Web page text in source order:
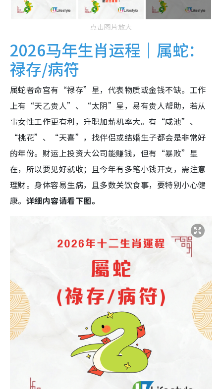
点击图片放大
2026马年生肖运程｜属蛇：
禄存/病符
属蛇者命宫有“禄存”星，代表物质或金钱不缺。工作
上有“天乙贵人”、“太阴”星，易有贵人帮助，若从
事女性工作更有利，升职加薪机率大。有“咸池”、
“桃花”、“天喜”，找伴侣或结婚生子都会是非常好
的年份。财运上投资大公司能赚钱，但有“暴败”星
在，所以要见好就收；且今年有多笔小钱开支，需注意
理财。身体容易生病，且多数关饮食事，要特别小心健
康。 详细内容请看下图。